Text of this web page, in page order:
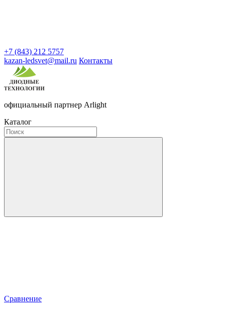
+7 (843) 212 5757
kazan-ledsvet@mail.ru Контакты
официальный партнер Arlight
Каталог
Сравнение